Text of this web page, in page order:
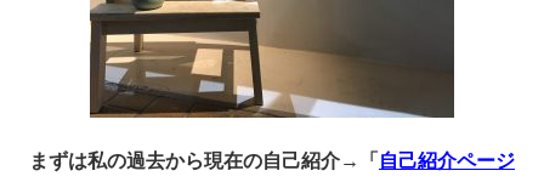
まずは私の過去から現在の自己紹介→「 自己紹介ページ